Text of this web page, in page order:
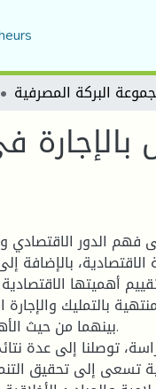
الدور الاقتصادي
الاقتصادية،
أهميتها
بالتمليك
بينهما من حيث
توصلنا إلى عدة
تسعى إلى تحقيق